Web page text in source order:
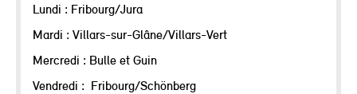
Lundi : Fribourg/Jura
Mardi : Villars-sur-Glâne/Villars-Vert
Mercredi : Bulle et Guin
Vendredi : Fribourg/Schönberg